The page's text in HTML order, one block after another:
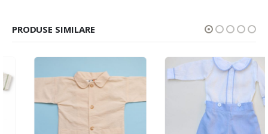
PRODUSE SIMILARE